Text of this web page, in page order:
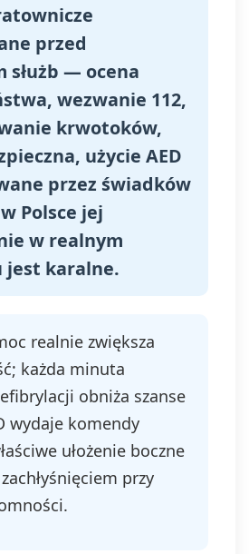
przed
służb — ocena
wezwanie 112,
krwotoków,
użycie AED
przez świadków
Polsce jej
w realnym
jest karalne.
realnie zwiększa
każda minuta
obniża szanse
wydaje komendy
ułożenie boczne
przy